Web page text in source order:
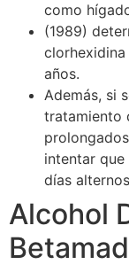
como
(1989)
clorhexidina
años.
Además, si
tratamiento
intentar
días
Alcohol